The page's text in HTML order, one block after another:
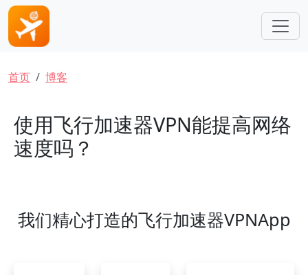
跳转到主要内容
面包屑
首页 博客
使用飞行加速器VPN能提高网络
速度吗？
我们精心打造的飞行加速器VPNApp